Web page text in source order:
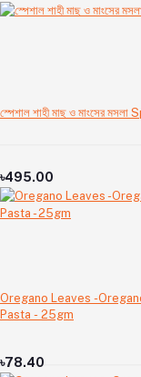
স্পেশাল শাহী মাছ ও মাংসের
৳495.00
Oregano Leaves -
Pasta - 25gm
৳78.40